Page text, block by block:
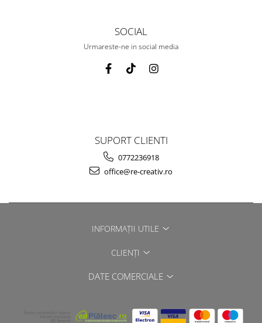
SOCIAL
Urmareste-ne in social media
SUPORT CLIENTI
0772236918
office@re-creativ.ro
INFORMAȚII UTILE
CLIENȚI
DATE COMERCIALE